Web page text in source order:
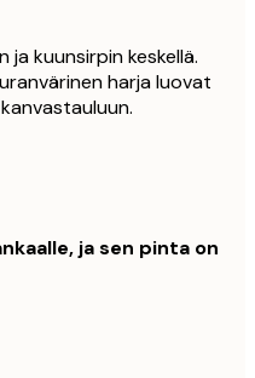
ja kuunsirpin keskellä.
harja luovat
ja sen pinta on